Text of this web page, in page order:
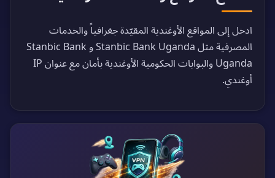
ادخل إلى المواقع الأوغندية المقيّدة جغرافياً والخدمات
المصرفية مثل Stanbic Bank Uganda و Stanbic Bank
Uganda والبوابات الحكومية الأوغندية بأمان مع عنوان IP
أوغندي.